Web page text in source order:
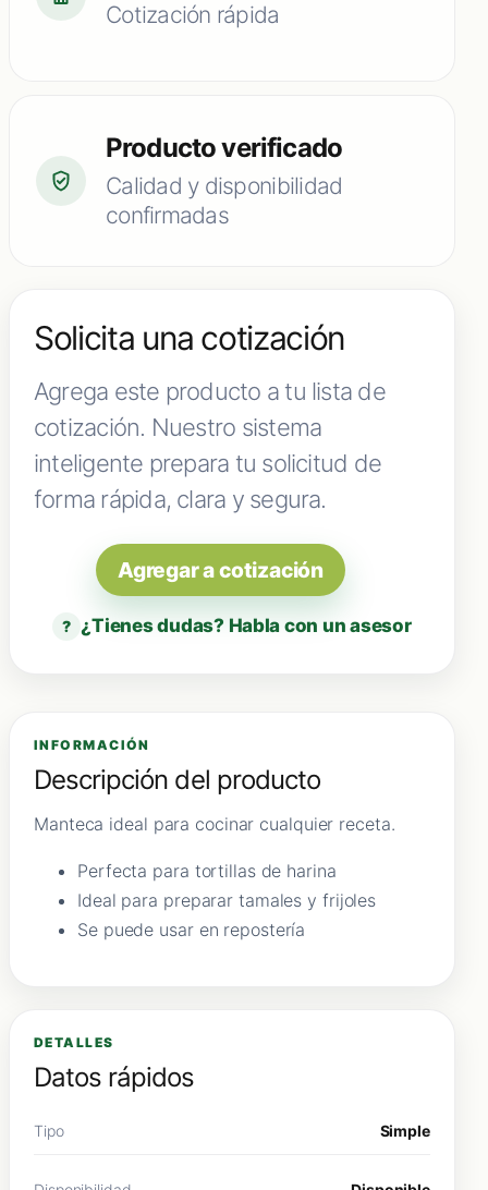
Cotización rápida
Producto verificado
Calidad y disponibilidad
confirmadas
Solicita una cotización
Agrega este producto a tu lista de
cotización. Nuestro sistema
inteligente prepara tu solicitud de
forma rápida, clara y segura.
Agregar a cotización
? ¿Tienes dudas? Habla con un asesor
INFORMACIÓN
Descripción del producto
Manteca ideal para cocinar cualquier receta.
Perfecta para tortillas de harina
Ideal para preparar tamales y frijoles
Se puede usar en repostería
DETALLES
Datos rápidos
Tipo Simple